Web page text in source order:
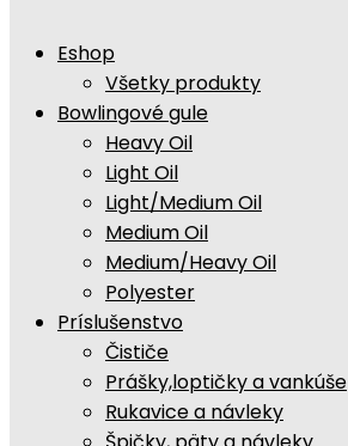
Eshop
Všetky produkty
Bowlingové gule
Heavy Oil
Light Oil
Light/Medium Oil
Medium Oil
Medium/Heavy Oil
Polyester
Príslušenstvo
Čističe
Prášky,loptičky a vankúše
Rukavice a návleky